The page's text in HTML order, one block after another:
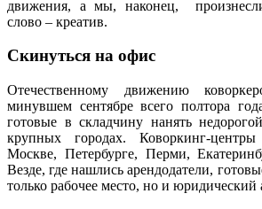
движения, а мы, наконец,
слово – креатив.
Скинуться на офис
Отечественному движению
минувшем сентябре всего полтора
готовые в складчину нанять
крупных городах. Коворкинг-
Москве, Петербурге, Перми,
Везде, где нашлись арендодатели,
только рабочее место, но и юридический